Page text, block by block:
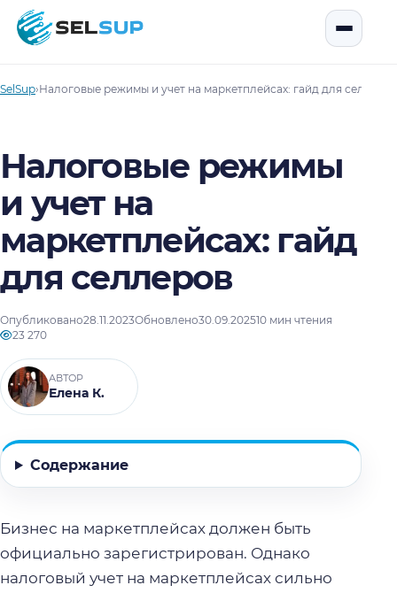
SelSup
SelSup›Налоговые режимы и учет на маркетплейсах: гайд для селлеров
Налоговые режимы
и учет на
маркетплейсах: гайд
для селлеров
Опубликовано28.11.2023Обновлено30.09.202510 мин чтения
23 270
АВТОР
Елена К.
Содержание
Бизнес на маркетплейсах должен быть
официально зарегистрирован. Однако
налоговый учет на маркетплейсах сильно